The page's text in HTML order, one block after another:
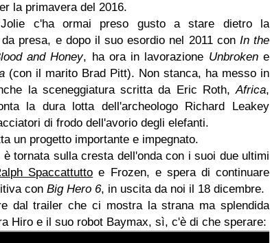
la primavera del 2016.
c'ha ormai preso gusto a stare dietro la
presa, e dopo il suo esordio nel 2011 con In the
and Honey, ha ora in lavorazione Unbrokene
(con il marito Brad Pitt). Non stanca, ha messo in
la sceneggiatura scritta da Eric Roth,Africa,
la dura lotta dell'archeologo Richard Leakey
di frodo dell'avorio degli elefanti.
un progetto importante e impegnato.
è tornata sulla cresta dell'onda con i suoi due ultimi
Spaccattutto e Frozen, e spera di continuare
con Big Hero 6, in uscita da noi il 18 dicembre.
dal trailer che ci mostra la strana ma splendida
Hiro e il suo robot Baymax, sì, c'è di che sperare: